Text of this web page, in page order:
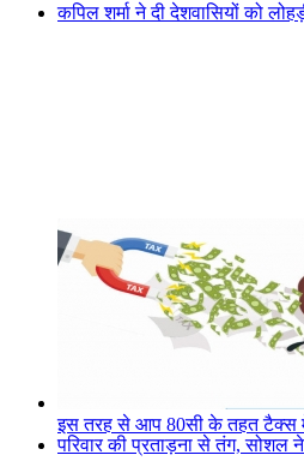
कपिल शर्मा ने दी देशवासियों को
इस तरह से आप 80सी के तहत टैक्स
परिवार की प्रताड़ना से तंग, सोशल